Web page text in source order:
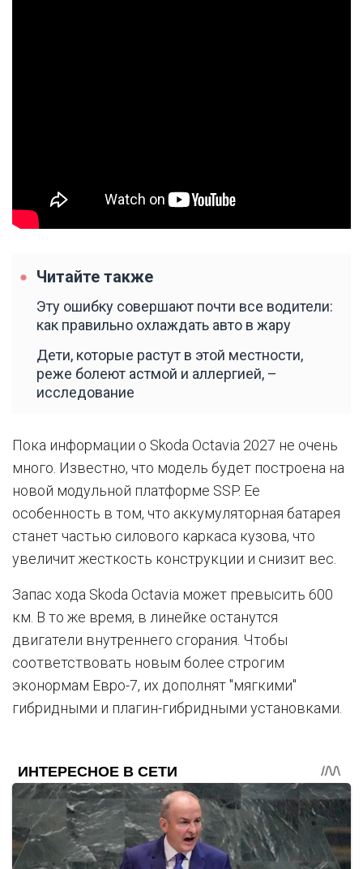
Читайте также
Эту ошибку совершают почти все водители:
как правильно охлаждать авто в жару
Дети, которые растут в этой местности,
реже болеют астмой и аллергией, –
исследование
Пока информации о Skoda Octavia 2027 не очень
много. Известно, что модель будет построена на
новой модульной платформе SSP. Ее
особенность в том, что аккумуляторная батарея
станет частью силового каркаса кузова, что
увеличит жесткость конструкции и снизит вес.
Запас хода Skoda Octavia может превысить 600
км. В то же время, в линейке останутся
двигатели внутреннего сгорания. Чтобы
соответствовать новым более строгим
эконормам Евро-7, их дополнят "мягкими"
гибридными и плагин-гибридными установками.